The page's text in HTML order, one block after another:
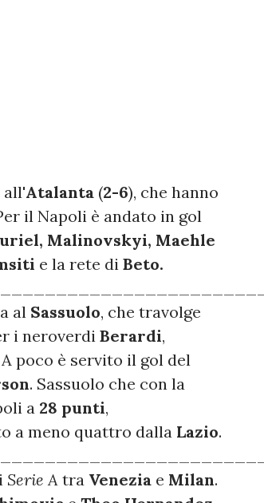
all'Atalanta (2-6), che hanno
il Napoli è andato in gol
Malinovskyi, Maehle
e la rete di Beto.
al Sassuolo, che travolge
i neroverdi Berardi,
poco è servito il gol del
. Sassuolo che con la
a 28 punti,
a meno quattro dalla Lazio.
Serie A tra Venezia e Milan.